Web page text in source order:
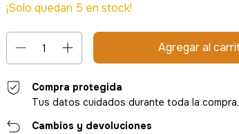
¡Solo quedan 5 en stock!
Compra protegida
Tus datos cuidados durante toda la compra.
Cambios y devoluciones